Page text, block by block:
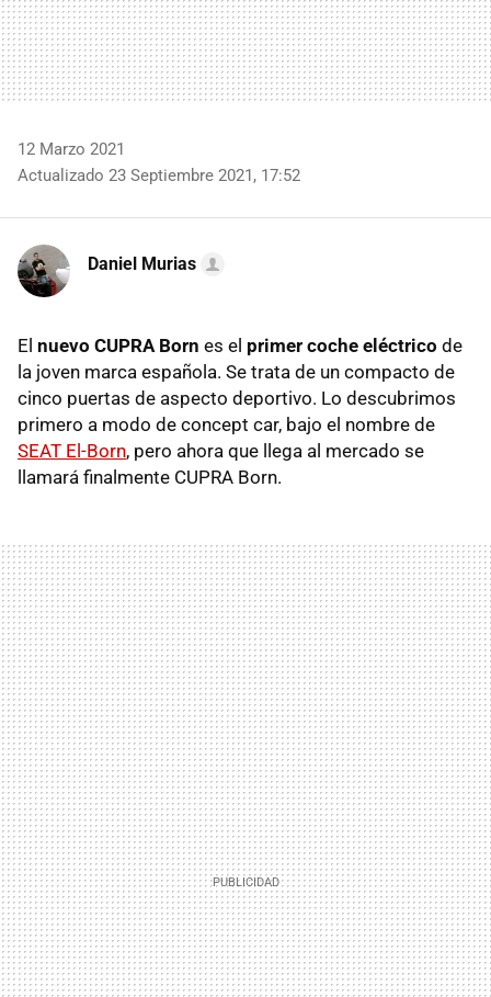
12 Marzo 2021
Actualizado 23 Septiembre 2021, 17:52
Daniel Murias
El nuevo CUPRA Born es el primer coche eléctrico de
la joven marca española. Se trata de un compacto de
cinco puertas de aspecto deportivo. Lo descubrimos
primero a modo de concept car, bajo el nombre de
SEAT El-Born, pero ahora que llega al mercado se
llamará finalmente CUPRA Born.